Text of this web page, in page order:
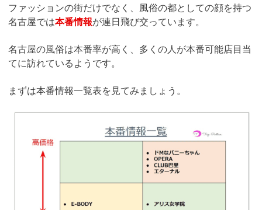
ファッションの街だけでなく、風俗の都としての顔を持つ
名古屋では本番情報が連日飛び交っています。
名古屋の風俗は本番率が高く、多くの人が本番可能店目当
てに訪れているようです。
まずは本番情報一覧表を見てみましょう。